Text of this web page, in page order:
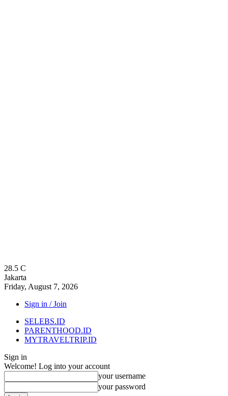
28.5 C
Jakarta
Friday, August 7, 2026
Sign in / Join
SELEBS.ID
PARENTHOOD.ID
MYTRAVELTRIP.ID
Sign in
Welcome! Log into your account
your username
your password